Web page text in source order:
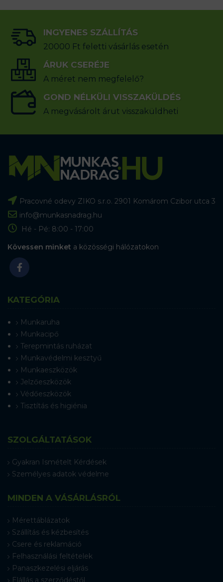
INGYENES SZÁLLÍTÁS
20000 Ft feletti vásárlás esetén
ÁRUK CSERÉJE
A méret nem megfelelő?
GOND NÉLKÜLI VISSZAKÜLDÉS
A megvásárolt árut visszaküldheti
Pracovné odevy ZIKO s.r.o. 2901 Komárom Czibor utca 3
info@munkasnadrag.hu
Hé - Pé: 8:00 - 17:00
Kövessen minket a közösségi hálózatokon
KATEGÓRIA
Munkaruha
Munkacipő
Terepmintás ruházat
Munkavédelmi kesztyű
Munkaeszközök
Jelzőeszközök
Védőeszközök
Tisztítás és higiénia
SZOLGÁLTATÁSOK
Gyakran Ismételt Kérdések
Személyes adatok védelme
MINDEN A VÁSÁRLÁSRÓL
Mérettáblázatok
Szállítás és kézbesítés
Csere és reklamáció
Felhasználási feltételek
Panaszkezelési eljárás
Elállás a szerződéstől